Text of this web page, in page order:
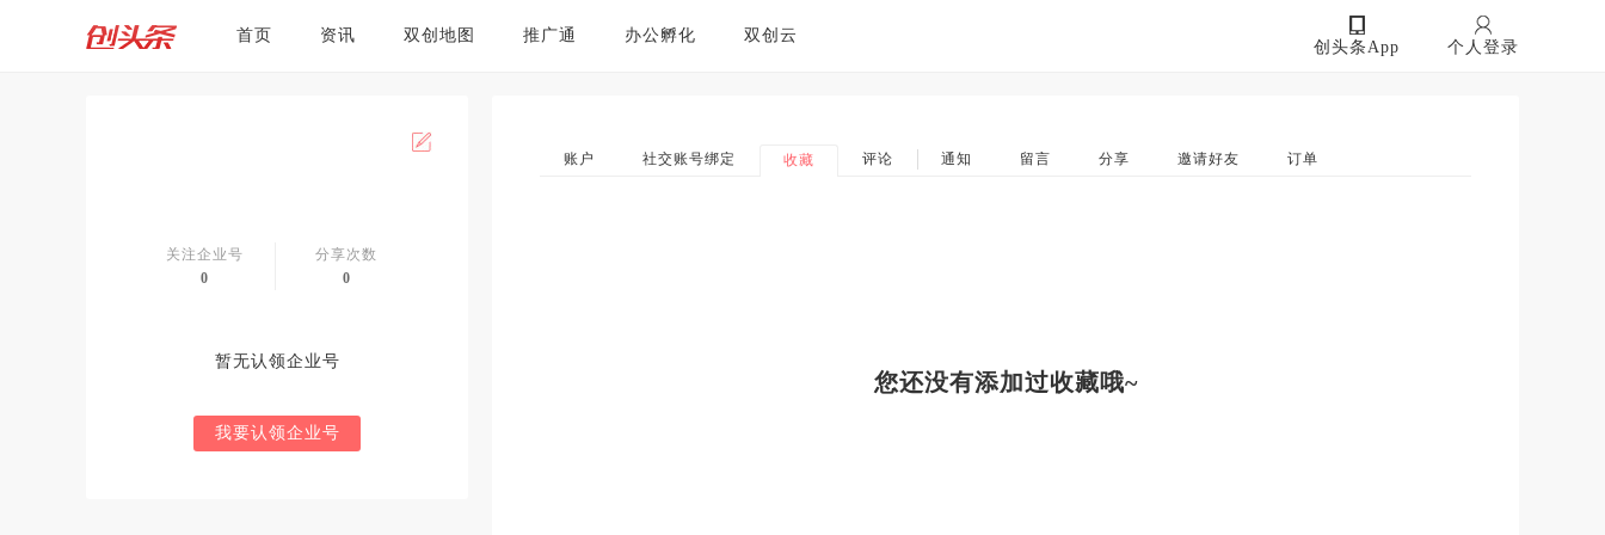
首页 资讯 双创地图 推广通 办公孵化 双创云
创头条App 个人登录
关注企业号
0
分享次数
0
暂无认领企业号
我要认领企业号
账户 社交账号绑定 收藏 评论 通知 留言 分享 邀请好友 订单
您还没有添加过收藏哦~